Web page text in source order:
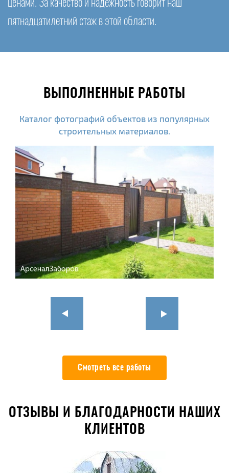
ценами. За качество и надежность говорит наш
пятнадцатилетний стаж в этой области.
ВЫПОЛНЕННЫЕ РАБОТЫ
Каталог фотографий объектов из популярных
строительных материалов.
Смотреть все работы
ОТЗЫВЫ И БЛАГОДАРНОСТИ НАШИХ
КЛИЕНТОВ